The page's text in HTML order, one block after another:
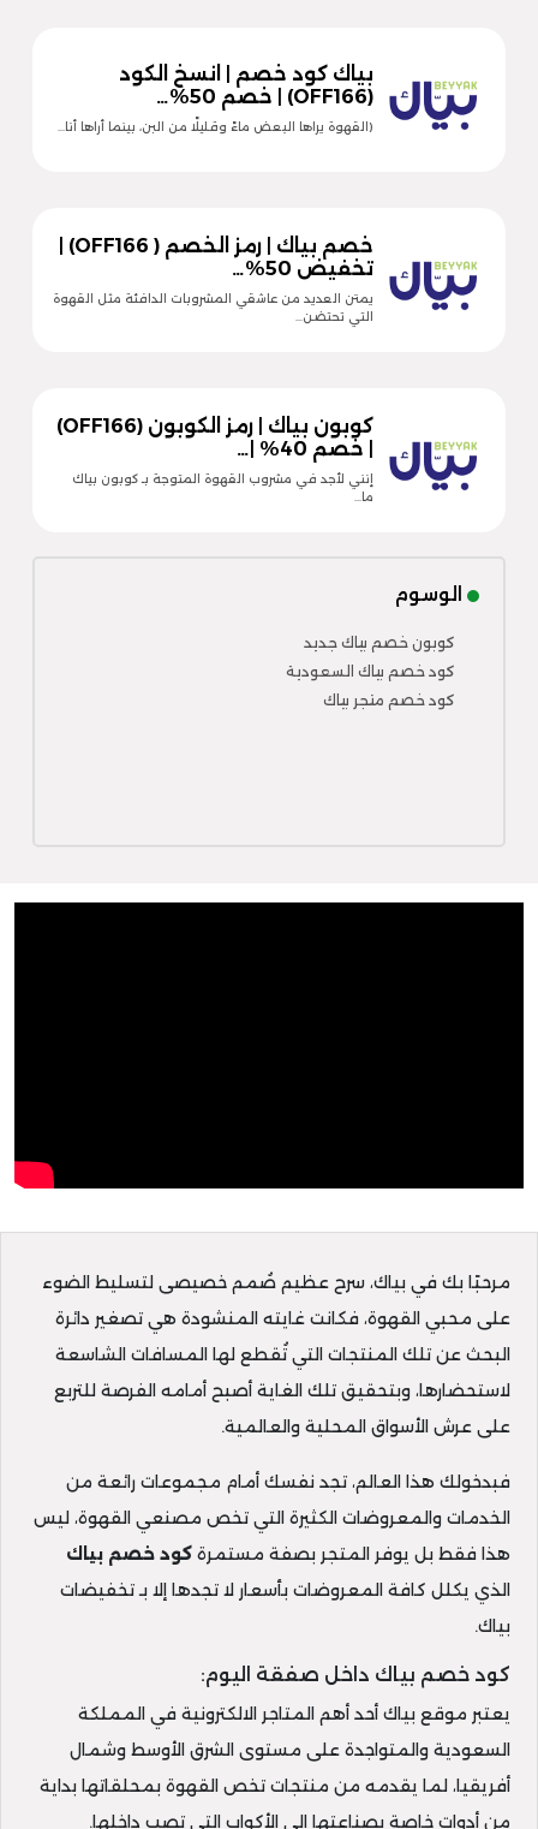
بياك كود خصم | انسخ الكود
(OFF166) | خصم 50%…
(القهوة يراها البعض ماءً وقليلًا من البن، بينما أراها أنا…
خصم بياك | رمز الخصم ( OFF166) |
تخفيض 50%…
يمتن العديد من عاشقي المشروبات الدافئة مثل القهوة
التي تحتضن…
كوبون بياك | رمز الكوبون (OFF166)
| خصم 40% |…
إنني لأجد في مشروب القهوة المتوجة بـ كوبون بياك
ما…
الوسوم
كوبون خصم بياك جديد
كود خصم بياك السعودية
كود خصم متجر بياك
مرحبًا بك في بياك، سرح عظيم صُمم خصيصى لتسليط الضوء
على محبي القهوة، فكانت غايته المنشودة هي تصغير دائرة
البحث عن تلك المنتجات التي تُقطع لها المسافات الشاسعة
لاستحضارها، وبتحقيق تلك الغاية أصبح أمامه الفرصة للتربع
على عرش الأسواق المحلية والعالمية.
فبدخولك هذا العالم، تجد نفسك أمام مجموعات رائعة من
الخدمات والمعروضات الكثيرة التي تخص مصنعي القهوة، ليس
هذا فقط بل يوفر المتجر بصفة مستمرة كود خصم بياك
الذي يكلل كافة المعروضات بأسعار لا تجدها إلا بـ تخفيضات
بياك.
كود خصم بياك داخل صفقة اليوم:
يعتبر موقع بياك أحد أهم المتاجر الالكترونية في المملكة
السعودية والمتواجدة على مستوى الشرق الأوسط وشمال
أفريقيا، لما يقدمه من منتجات تخص القهوة بمحلقاتها بداية
من أدوات خاصة بصناعتها إلى الأكواب التي تصب داخلها.